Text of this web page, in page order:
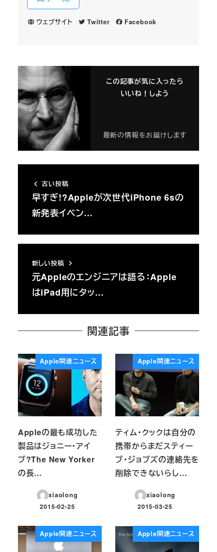
ウェブサイト Twitter Facebook
この記事が気に入ったら
いいね！しよう
最新の情報をお届けします
古い投稿
早すぎ!?Appleが次世代iPhone 6sの
新発表イベン…
新しい投稿
元Appleのエンジニアは語る：Apple
はiPad用にタッ…
関連記事
Apple関連ニュース
Appleの最も成功した
製品はジョニー・アイ
ブ?The New Yorker
の長…
xiaolong
投稿日
2015-02-25
Apple関連ニュース
ティム・クックは自分の
携帯からまだスティー
ブ・ジョブズの連絡先を
削除できないらし…
xiaolong
投稿日
2015-03-25
Apple関連ニュース Apple関連ニュース